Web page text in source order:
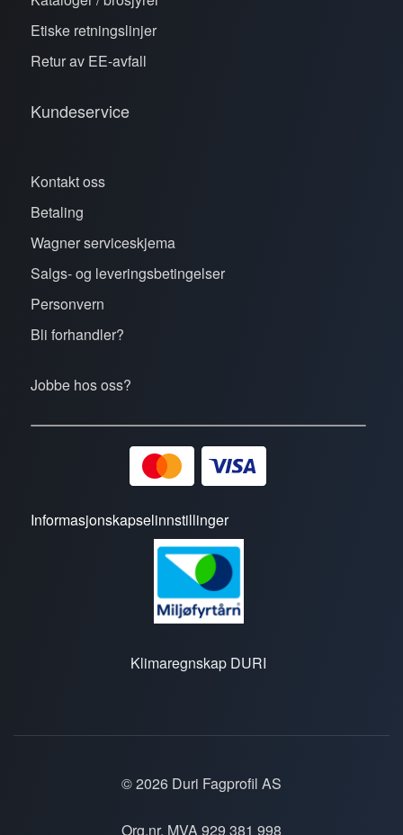
Etiske retningslinjer
Retur av EE-avfall
Kundeservice
Kontakt oss
Betaling
Wagner serviceskjema
Salgs- og leveringsbetingelser
Personvern
Bli forhandler?
Jobbe hos oss?
Informasjonskapselinnstillinger
Klimaregnskap DURI
© 2026 Duri Fagprofil AS
Org.nr. MVA 929 381 998